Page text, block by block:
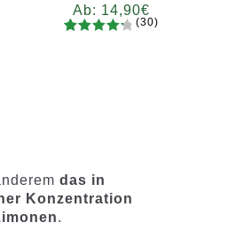
Ab: 14,90€
gen
(30)
das in
Konzentration
.